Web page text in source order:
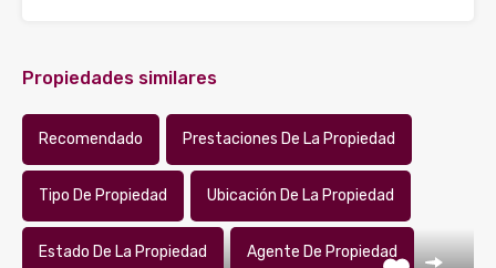
Propiedades similares
Recomendado Prestaciones De La Propiedad
Tipo De Propiedad Ubicación De La Propiedad
Estado De La Propiedad Agente De Propiedad